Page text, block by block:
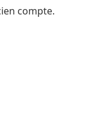
compte.